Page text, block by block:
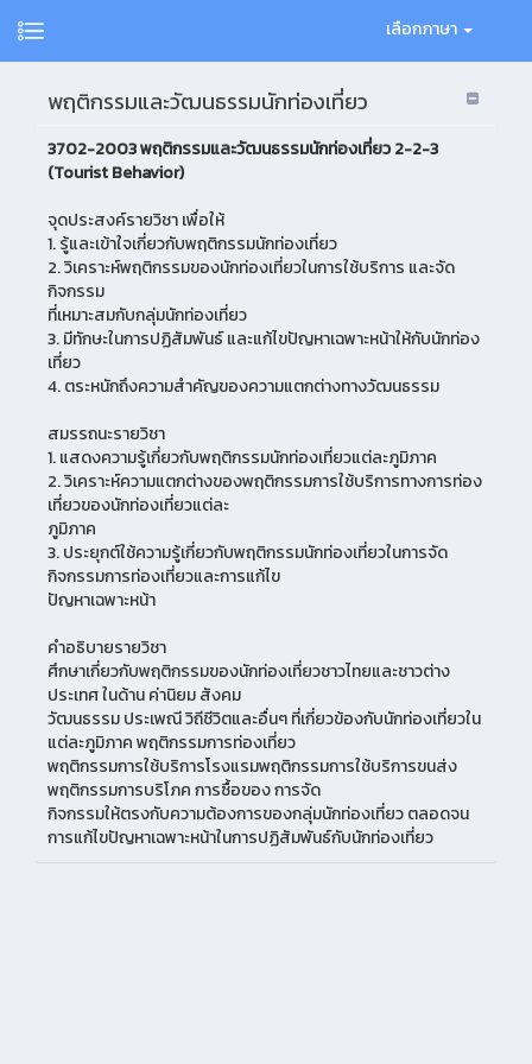
เลือกภาษา
พฤติกรรมและวัฒนธรรมนักท่องเที่ยว
3702-2003 พฤติกรรมและวัฒนธรรมนักท่องเที่ยว 2-2-3
(Tourist Behavior)
จุดประสงค์รายวิชา เพื่อให้
1. รู้และเข้าใจเกี่ยวกับพฤติกรรมนักท่องเที่ยว
2. วิเคราะห์พฤติกรรมของนักท่องเที่ยวในการใช้บริการ และจัด
กิจกรรม
ที่เหมาะสมกับกลุ่มนักท่องเที่ยว
3. มีทักษะในการปฏิสัมพันธ์ และแก้ไขปัญหาเฉพาะหน้าให้กับนักท่อง
เที่ยว
4. ตระหนักถึงความสำคัญของความแตกต่างทางวัฒนธรรม
สมรรถนะรายวิชา
1. แสดงความรู้เกี่ยวกับพฤติกรรมนักท่องเที่ยวแต่ละภูมิภาค
2. วิเคราะห์ความแตกต่างของพฤติกรรมการใช้บริการทางการท่อง
เที่ยวของนักท่องเที่ยวแต่ละ
ภูมิภาค
3. ประยุกต์ใช้ความรู้เกี่ยวกับพฤติกรรมนักท่องเที่ยวในการจัด
กิจกรรมการท่องเที่ยวและการแก้ไข
ปัญหาเฉพาะหน้า
คำอธิบายรายวิชา
ศึกษาเกี่ยวกับพฤติกรรมของนักท่องเที่ยวชาวไทยและชาวต่าง
ประเทศ ในด้าน ค่านิยม สังคม
วัฒนธรรม ประเพณี วิถีชีวิตและอื่นๆ ที่เกี่ยวข้องกับนักท่องเที่ยวใน
แต่ละภูมิภาค พฤติกรรมการท่องเที่ยว
พฤติกรรมการใช้บริการโรงแรมพฤติกรรมการใช้บริการขนส่ง
พฤติกรรมการบริโภค การซื้อของ การจัด
กิจกรรมให้ตรงกับความต้องการของกลุ่มนักท่องเที่ยว ตลอดจน
การแก้ไขปัญหาเฉพาะหน้าในการปฏิสัมพันธ์กับนักท่องเที่ยว